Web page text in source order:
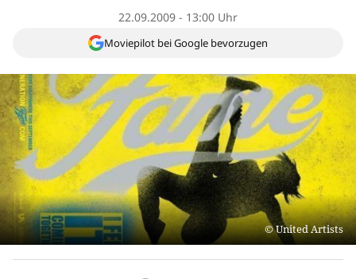
22.09.2009 - 13:00 Uhr
Moviepilot bei Google bevorzugen
United Artists